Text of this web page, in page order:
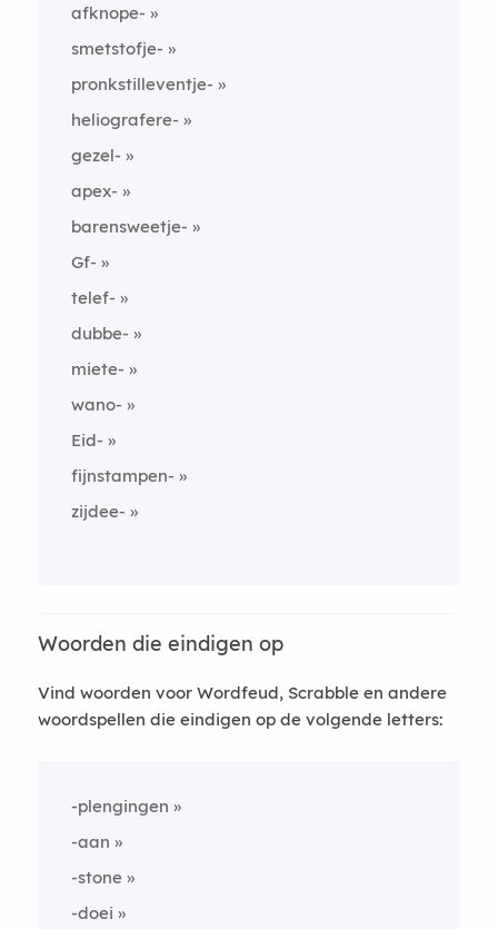
afknope-
smetstofje-
pronkstilleventje-
heliografere-
gezel-
apex-
barensweetje-
Gf-
telef-
dubbe-
miete-
wano-
Eid-
fijnstampen-
zijdee-
Woorden die eindigen op
Vind woorden voor Wordfeud, Scrabble en andere
woordspellen die eindigen op de volgende letters:
-plengingen
-aan
-stone
-doei